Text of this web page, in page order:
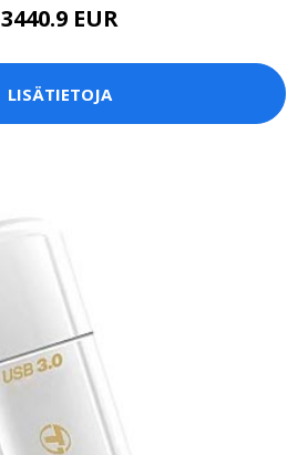
3440.9 EUR
LISÄTIETOJA